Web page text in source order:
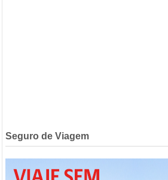
Seguro de Viagem